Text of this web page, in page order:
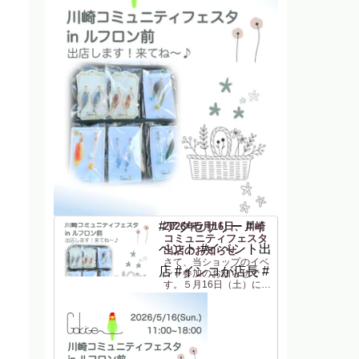
2026年5月16日、川崎
コミュニティフェスタ
出店のお知らせ
さて、当ショップのイベ
ント参加のお知らせで
す。５月16日（土）に
「川崎コミュニティフェ
参加します！JR川崎駅東
口 からすぐの駅前広場
(ルフロン前広場)での開
催です。駅から近いのは
#アクセサリー #イ
ベント #イベント出
店 #インコが店長 #